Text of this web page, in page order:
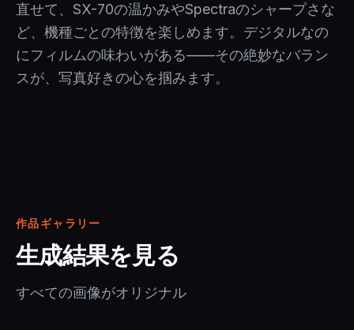
直せて、SX-70の温かみやSpectraのシャープさな
ど、機種ごとの特徴を楽しめます。デジタルなの
にフィルムの味わいがある——その絶妙なバラン
スが、写真好きの心を掴みます。
作品ギャラリー
生成結果を見る
すべての画像がオリジナル